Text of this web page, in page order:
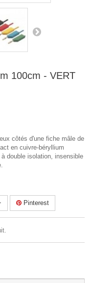
100cm - VERT
côtés d'une fiche mâle de
en cuivre-béryllium
double isolation, insensible
Pinterest